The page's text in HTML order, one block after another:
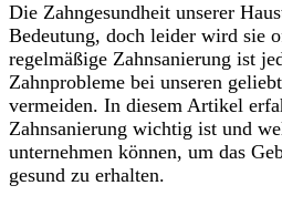
Die Zahngesundheit unserer
Bedeutung, doch leider wird sie
regelmäßige Zahnsanierung ist
Zahnprobleme bei unseren
vermeiden. In diesem Artikel
Zahnsanierung wichtig ist und
unternehmen können, um das
gesund zu erhalten.